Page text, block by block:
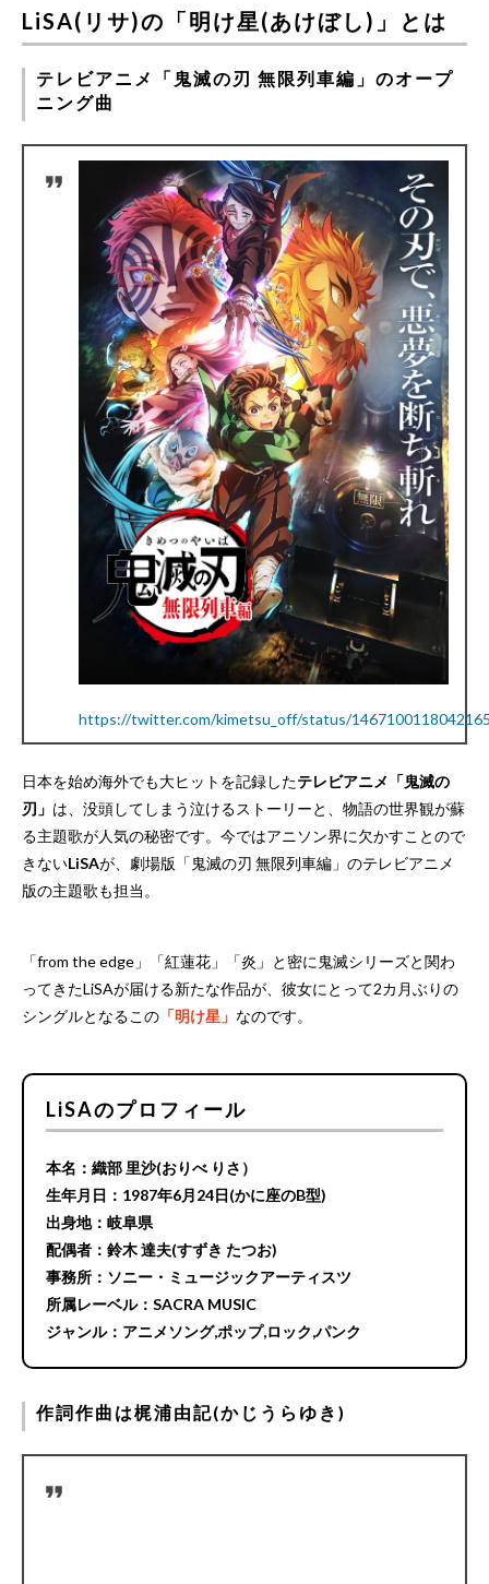
LiSA(リサ)の「明け星(あけぼし)」とは
テレビアニメ「鬼滅の刃 無限列車編」のオープ
ニング曲
https://twitter.com/kimetsu_off/status/
日本を始め海外でも大ヒットを記録したテレビアニメ「鬼滅の
刃」 は、没頭してしまう泣けるストーリーと、物語の世界観が蘇
る主題歌が人気の秘密です。今ではアニソン界に欠かすことので
きないLiSAが、劇場版「鬼滅の刃 無限列車編」のテレビアニメ
版の主題歌も担当。
「from the edge」「紅蓮花」「炎」と密に鬼滅シリーズと関わ
ってきたLiSAが届ける新たな作品が、彼女にとって2カ月ぶりの
シングルとなるこの 「明け星」 なのです。
LiSAのプロフィール
本名：織部 里沙(おりべ りさ）
生年月日：1987年6月24日(かに座のB型)
出身地：岐阜県
配偶者：鈴木 達夫(すずき たつお)
事務所：ソニー・ミュージックアーティスツ
所属レーベル：SACRA MUSIC
ジャンル：アニメソング,ポップ,ロック,パンク
作詞作曲は梶浦由記(かじうらゆき)